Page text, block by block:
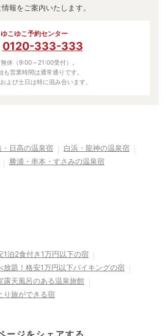
報をご案内いたします。
ゆこゆこ予約センター
0120-333-333
休（9:00～21:00受付）。
も営業時間は通常通りです。
よび土日は特に混み合います。
日高の温泉宿
白浜・龍神の温泉宿
勝浦・串本・すさみの温泉宿
泊2食付き1万円以下の宿
題！格安1万円以下バイキングの宿
露天風呂のある温泉旅館
り旅ができる宿
ージをシェアする